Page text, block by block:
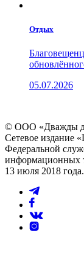
Отдых
05.07.2026
© ООО «Дважды
Сетевое издание
Федеральной
информационных
13 июля 2018 года.